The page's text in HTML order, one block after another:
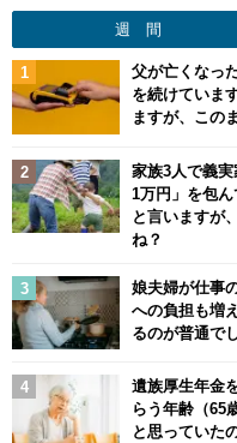
週 間
父が亡くなっ
を続けていま
ますが、この
家族3人で義実
1万円」を包ん
と言いますが
ね？
娘夫婦が仕事
への負担も増
るのが普通で
遺族厚生年金
らう年齢（65
と思っていた